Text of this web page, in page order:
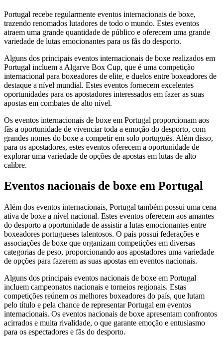
Portugal recebe regularmente eventos internacionais de boxe,
trazendo renomados lutadores de todo o mundo. Estes eventos
atraem uma grande quantidade de público e oferecem uma grande
variedade de lutas emocionantes para os fãs do desporto.
Alguns dos principais eventos internacionais de boxe realizados em
Portugal incluem a Algarve Box Cup, que é uma competição
internacional para boxeadores de elite, e duelos entre boxeadores de
destaque a nível mundial. Estes eventos fornecem excelentes
oportunidades para os apostadores interessados em fazer as suas
apostas em combates de alto nível.
Os eventos internacionais de boxe em Portugal proporcionam aos
fãs a oportunidade de vivenciar toda a emoção do desporto, com
grandes nomes do boxe a competir em solo português. Além disso,
para os apostadores, estes eventos oferecem a oportunidade de
explorar uma variedade de opções de apostas em lutas de alto
calibre.
Eventos nacionais de boxe em Portugal
Além dos eventos internacionais, Portugal também possui uma cena
ativa de boxe a nível nacional. Estes eventos oferecem aos amantes
do desporto a oportunidade de assistir a lutas emocionantes entre
boxeadores portugueses talentosos. O país possui federações e
associações de boxe que organizam competições em diversas
categorias de peso, proporcionando aos apostadores uma variedade
de opções para fazerem as suas apostas em eventos nacionais.
Alguns dos principais eventos nacionais de boxe em Portugal
incluem campeonatos nacionais e torneios regionais. Estas
competições reúnem os melhores boxeadores do país, que lutam
pelo título e pela chance de representar Portugal em eventos
internacionais. Os eventos nacionais de boxe apresentam confrontos
acirrados e muita rivalidade, o que garante emoção e entusiasmo
para os espectadores e fãs do desporto.